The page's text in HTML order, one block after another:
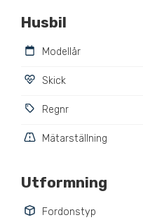
Husbil
Modellår
Skick
Regnr
Mätarställning
Utformning
Fordonstyp